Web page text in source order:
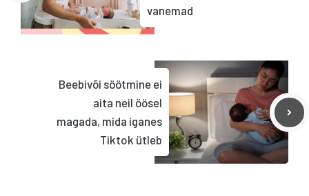
vanemad
Beebivõi söötmine ei
aita neil öösel
magada, mida iganes
Tiktok ütleb